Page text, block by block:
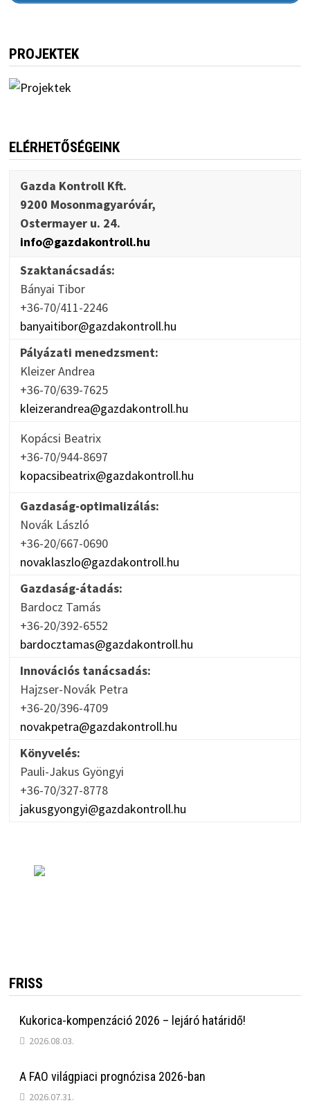
PROJEKTEK
ELÉRHETŐSÉGEINK
Gazda Kontroll Kft.
9200 Mosonmagyaróvár,
Ostermayer u. 24.
info@gazdakontroll.hu
Szaktanácsadás:
Bányai Tibor
+36-70/411-2246
banyaitibor@gazdakontroll.hu
Pályázati menedzsment:
Kleizer Andrea
+36-70/639-7625
kleizerandrea@gazdakontroll.hu
Kopácsi Beatrix
+36-70/944-8697
kopacsibeatrix@gazdakontroll.hu
Gazdaság-optimalizálás:
Novák László
+36-20/667-0690
novaklaszlo@gazdakontroll.hu
Gazdaság-átadás:
Bardocz Tamás
+36-20/392-6552
bardocztamas@gazdakontroll.hu
Innovációs tanácsadás:
Hajzser-Novák Petra
+36-20/396-4709
novakpetra@gazdakontroll.hu
Könyvelés:
Pauli-Jakus Gyöngyi
+36-70/327-8778
jakusgyongyi@gazdakontroll.hu
FRISS
Kukorica-kompenzáció 2026 – lejáró határidő!
2026.08.03.
A FAO világpiaci prognózisa 2026-ban
2026.07.31.